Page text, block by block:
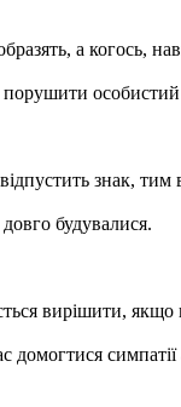
а когось,
особистий
знак, тим
будувалися.
вирішити, якщо